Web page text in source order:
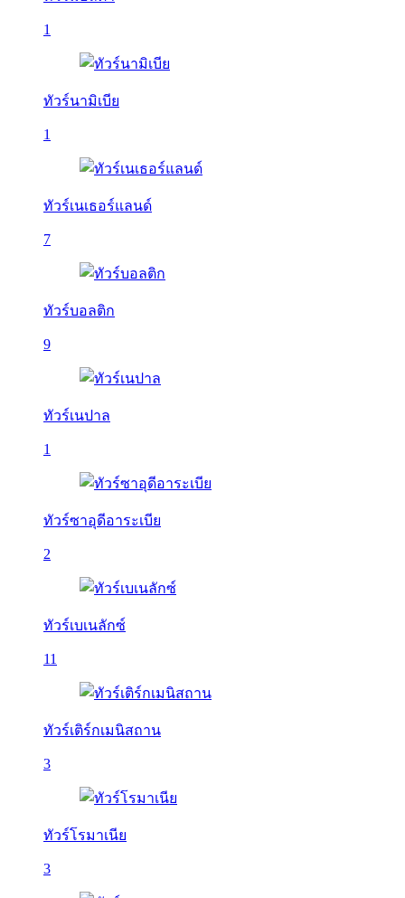
1
ทัวร์นามิเบีย
1
ทัวร์เนเธอร์แลนด์
7
ทัวร์บอลติก
9
ทัวร์เนปาล
1
ทัวร์ซาอุดีอาระเบีย
2
ทัวร์เบเนลักซ์
11
ทัวร์เติร์กเมนิสถาน
3
ทัวร์โรมาเนีย
3